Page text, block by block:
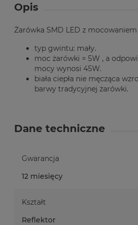
Opis
Żarówka SMD LED z mocowaniem
typ gwintu: mały.
moc żarówki = 5W , a
mocy wynosi 45W.
biała ciepła nie męcząca
barwy tradycyjnej żarówki.
Dane techniczne
Gwarancja
12 miesięcy
Kształt
Reflektor